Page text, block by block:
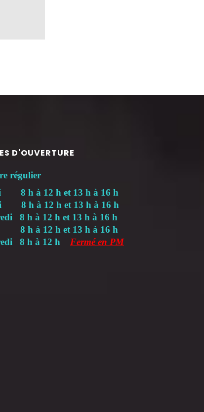
D'OUVERTURE
régulier
8 h à 12 h et 13 h à 16 h
8 h à 12 h et 13 h à 16 h
8 h à 12 h et 13 h à 16 h
8 h à 12 h et 13 h à 16 h
8 h à 12 h Fermé en PM